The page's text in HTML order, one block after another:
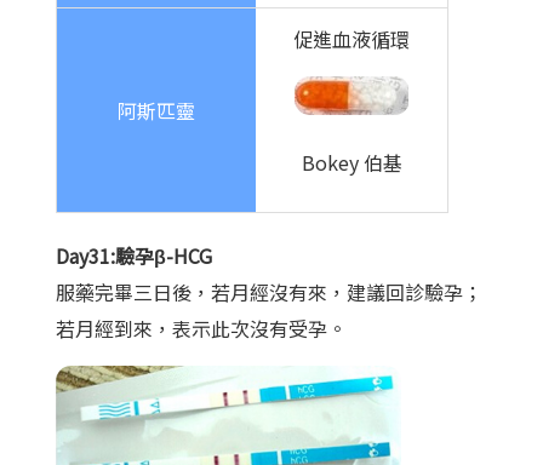
阿斯匹靈
促進血液循環
Bokey 伯基
Day31:驗孕β-HCG
服藥完畢三日後，若月經沒有來，建議回診驗孕；
若月經到來，表示此次沒有受孕。